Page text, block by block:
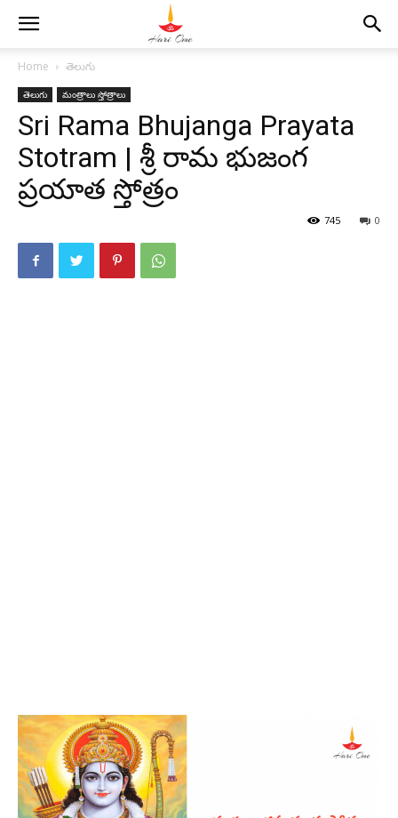
Home తెలుగు
తెలుగు మంత్రాలు స్తోత్రాలు
Sri Rama Bhujanga Prayata
Stotram | శ్రీ రామ భుజంగ
ప్రయాత స్తోత్రం
0
745